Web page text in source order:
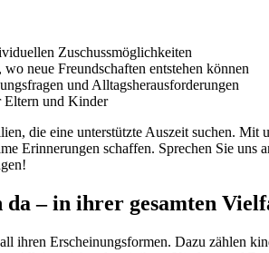
Zuschussmöglichkeiten
neue Freundschaften entstehen können
und Alltagsherausforderungen
Eltern und Kinder
die eine unterstützte Auszeit suchen.
Erinnerungen schaffen. Sprechen Sie uns
– in ihrer gesamten
ihren Erscheinungsformen. Dazu zählen